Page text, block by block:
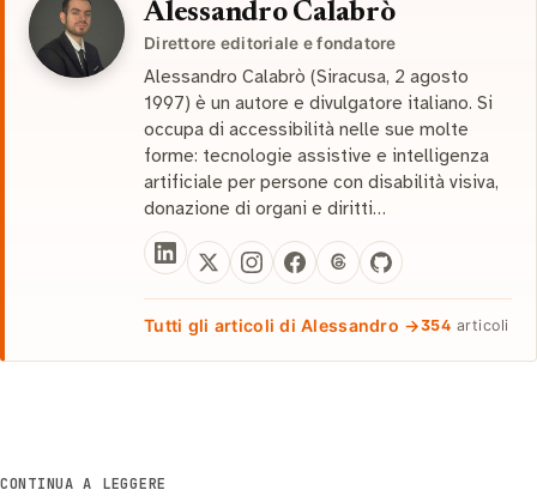
Alessandro Calabrò
Direttore editoriale e fondatore
Alessandro Calabrò (Siracusa, 2 agosto
1997) è un autore e divulgatore italiano. Si
occupa di accessibilità nelle sue molte
forme: tecnologie assistive e intelligenza
artificiale per persone con disabilità visiva,
donazione di organi e diritti…
Tutti gli articoli di Alessandro →354 articoli
CONTINUA A LEGGERE